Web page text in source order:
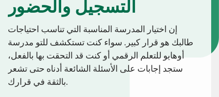
التسجيل والحضور
إن اختيار المدرسة المناسبة التي تناسب احتياجات
طالبك هو قرار كبير. سواء كنت تستكشف للتو مدرسة
أوهايو للتعلم الرقمي أو كنت قد التحقت بها بالفعل،
ستجد إجابات على الأسئلة الشائعة أدناه حتى تشعر
بالثقة في قرارك.